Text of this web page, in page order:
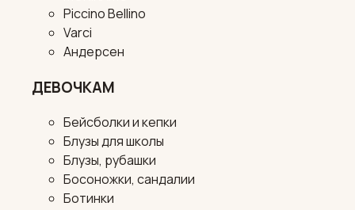
Piccino Bellino
Varci
Андерсен
ДЕВОЧКАМ
Бейсболки и кепки
Блузы для школы
Блузы, рубашки
Босоножки, сандалии
Ботинки